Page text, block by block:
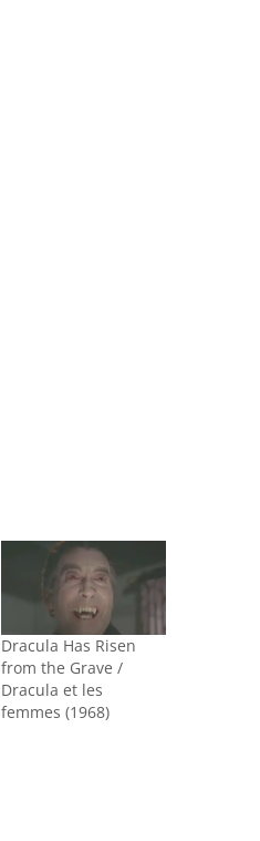
Dracula Has Risen
from the Grave /
Dracula et les
femmes (1968)